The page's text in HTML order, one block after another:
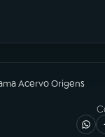
Acervo Origens